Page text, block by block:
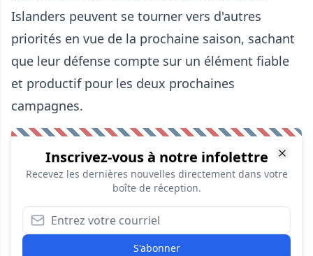
Islanders peuvent se tourner vers d'autres
priorités en vue de la prochaine saison, sachant
que leur défense compte sur un élément fiable
et productif pour les deux prochaines
campagnes.
Inscrivez-vous à notre infolettre
Recevez les dernières nouvelles directement dans votre
boîte de réception.
S'abonner